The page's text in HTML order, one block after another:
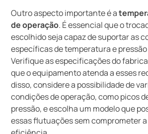
Outro aspecto importante é a
de operação. É essencial que o
escolhido seja capaz de suportar as
específicas de temperatura e
Verifique as especificações do
que o equipamento atenda a esses
disso, considere a possibilidade de
condições de operação, como picos
pressão, e escolha um modelo que
essas flutuações sem comprometer